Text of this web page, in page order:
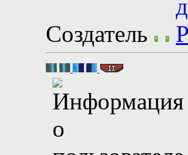
Создатель